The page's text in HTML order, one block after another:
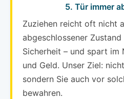
5. Tür immer
Zuziehen reicht oft nicht
abgeschlossener
Sicherheit – und spart im
und Geld. Unser Ziel:
sondern Sie auch vor
bewahren.